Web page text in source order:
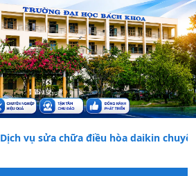
Dịch vụ sửa chữa điều hòa daikin